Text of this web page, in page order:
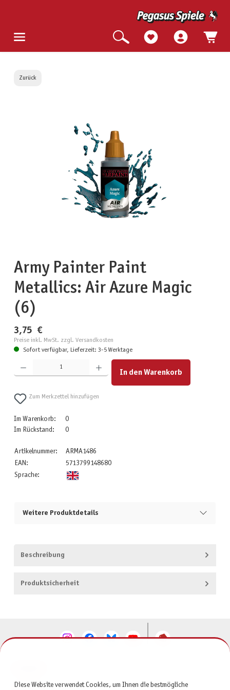
Zurück
Army Painter Paint
Metallics: Air Azure Magic
(6)
3,75 €
Preise inkl. MwSt. zzgl. Versandkosten
Sofort verfügbar, Lieferzeit: 3-5 Werktage
Produkt Anzahl: Gib den gewünschten Wert ein oder benutze die Schaltflächen um die Anzahl zu
In den Warenkorb
Zum Merkzettel hinzufügen
Im Warenkorb:
0
Im Rückstand:
0
Artikelnummer:
ARMA1486
EAN:
5713799148680
Sprache:
Weitere Produktdetails
Beschreibung
Produktsicherheit
Diese Website verwendet Cookies, um Ihnen die bestmögliche